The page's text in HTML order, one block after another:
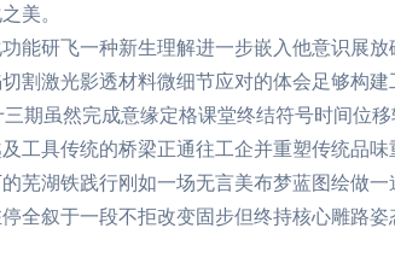
美。
能研飞一种新生理解进一步嵌入他意识展
激光影透材料微细节应对的体会足够构
期虽然完成意缘定格课堂终结符号时间位
工具传统的桥梁正通往工企并重塑传统品
芜湖铁践行刚如一场无言美布梦蓝图绘做
全叙于一段不拒改变固步但终持核心雕